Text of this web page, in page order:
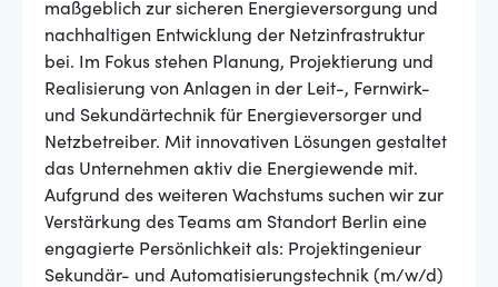
maßgeblich zur sicheren Energieversorgung und
nachhaltigen Entwicklung der Netzinfrastruktur
bei. Im Fokus stehen Planung, Projektierung und
Realisierung von Anlagen in der Leit-, Fernwirk-
und Sekundärtechnik für Energieversorger und
Netzbetreiber. Mit innovativen Lösungen gestaltet
das Unternehmen aktiv die Energiewende mit.
Aufgrund des weiteren Wachstums suchen wir zur
Verstärkung des Teams am Standort Berlin eine
engagierte Persönlichkeit als: Projektingenieur
Sekundär- und Automatisierungstechnik (m/w/d)